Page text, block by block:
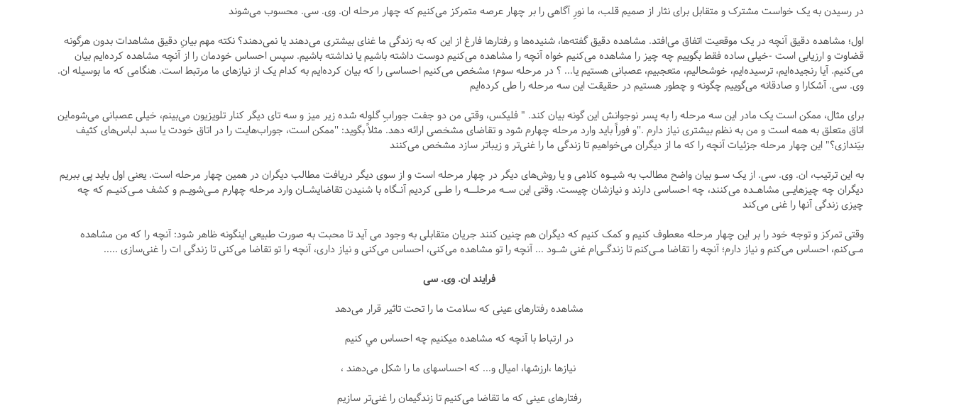
در رسیدن به یک خواست مشترک و متقابل برای نثار از صمیم قلب، ما نورِ آگاهی را بر چهار عرصه متمرکز می‌کنیم که چهار مرحله ان. وی. سی. محسوب می‌شوند
اول؛ مشاهده دقیق آنچه در یک موقعیت اتفاق می‌افتد. مشاهده دقیق گفته‌ها، شنیده‌ها و رفتارها فارغ از این که به زندگی ما غنای بیشتری می‌دهند یا نمی‌دهند؟ نکته مهم بیانِ دقیق مشاهدات بدون هرگونه
قضاوت و ارزیابی است -خیلی ساده فقط بگوییم چه چیز را مشاهده می‌کنیم خواه آنچه را مشاهده می‌کنیم دوست داشته باشیم یا نداشته باشیم. سپس احساس خودمان را از آنچه مشاهده کرده‌ایم بیان
می‌کنیم. آیا رنجیده‌ایم، ترسیده‌ایم، خوشحالیم، متعجبیم، عصبانی هستیم یا... ؟ در مرحله سوم؛ مشخص می‌کنیم احساسی را که بیان کرده‌ایم به کدام یک از نیازهای ما مرتبط است. هنگامی که ما بوسیله ان.
وی. سی. آشکارا و صادقانه می‌گوییم چگونه و چطور هستیم در حقیقت این سه مرحله را طی کرده‌ایم
برای مثال، ممکن است یک مادر این سه مرحله را به پسر نوجوانش این گونه بیان کند. " فلیکس، وقتی من دو جفت جورابِ گلوله شده زیر میز و سه تای دیگر کنار تلویزیون می‌بینم، خیلی عصبانی می‌شوماین
اتاق متعلق به همه است و من به نظم بیشتری نیاز دارم .''و فوراً باید وارد مرحله چهارم شود و تقاضای مشخصی ارائه دهد. مثلاً بگوید: ''ممکن است، جوراب‌هایت را در اتاق خودت یا سبد لباس‌های کثیف
بیَندازی؟" این چهار مرحله جزئیات آنچه را که ما از دیگران می‌خواهیم تا زندگی ما را غنی‌تر و زیباتر سازد مشخص می‌کنند
به این ترتیب، ان. وی. سی. از یک سـو بیان واضح مطالب به شیـوه کلامی و یا روش‌های دیگر در چهار مرحله است و از سوی دیگر دریافت مطالب دیگران در همین چهار مرحله است. یعنی اول باید پی ببریم
دیگران چه چیزهایـی مشاهـده می‌کنند، چه احساسی دارند و نیازشان چیست. وقتی این سـه مرحلــه را طـی کردیم آنـگاه با شنیدن تقاضایشـان وارد مرحله چهارم مـی‌شویـم و کشف مـی‌کنیـم که چه
چیزی زندگی آنها را غنی می‌کند
وقتی تمرکز و توجه خود را بر این چهار مرحله معطوف کنیم و کمک کنیم که دیگران هم چنین کنند جریان متقابلی به وجود می آید تا محبت به صورت طبیعی اینگونه ظاهر شود: آنچه را که من مشاهده
مـی‌کنم، احساس می‌کنم و نیاز دارم؛ آنچه را تقاضا مـی‌کنم تا زندگـی‌ام غنی شـود ... آنچه را تو مشاهده می‌کنی، احساس می‌کنی و نیاز داری، آنچه را تو تقاضا می‌کنی تا زندگی ات را غنی‌سازی .....
فرايند ان. وی. سی
مشاهده رفتار‌های عینی که سلامت ما را تحت تاثیر قرار می‌دهد
در ارتباط با آنچه که مشاهده ميکنيم چه احساس مي کنيم
نيازها ،ارزشها، امیال و... که احساسهای ما را شکل می‌دهند ،
رفتارهای عینی که ما تقاضا می‌کنیم تا زندگیمان را غنی‌تر سازیم